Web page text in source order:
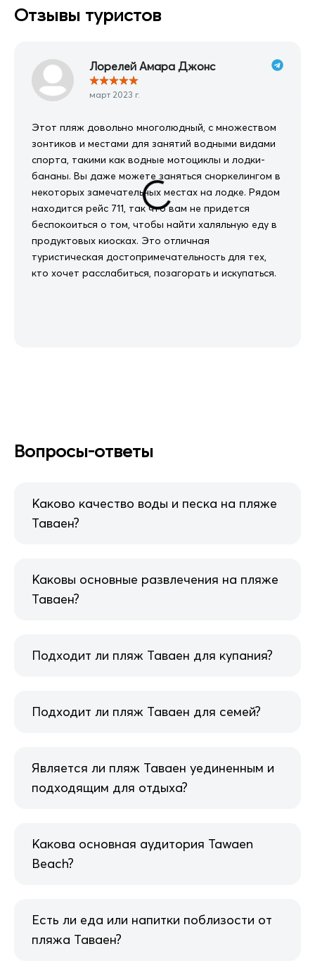
Отзывы туристов
Лорелей Амара Джонс
★★★★★
март 2023 г.
Этот пляж довольно многолюдный, с множеством
зонтиков и местами для занятий водными видами
спорта, такими как водные мотоциклы и лодки-
бананы. Вы даже можете заняться сноркелингом в
некоторых замечательных местах на лодке. Рядом
находится рейс 711, так что вам не придется
беспокоиться о том, чтобы найти халяльную еду в
продуктовых киосках. Это отличная
туристическая достопримечательность для тех,
кто хочет расслабиться, позагорать и искупаться.
Вопросы-ответы
Каково качество воды и песка на пляже
Таваен?
Каковы основные развлечения на пляже
Таваен?
Подходит ли пляж Таваен для купания?
Подходит ли пляж Таваен для семей?
Является ли пляж Таваен уединенным и
подходящим для отдыха?
Какова основная аудитория Tawaen
Beach?
Есть ли еда или напитки поблизости от
пляжа Таваен?